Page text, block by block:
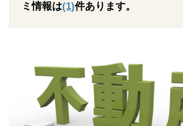
ミ情報は(1)件あります。